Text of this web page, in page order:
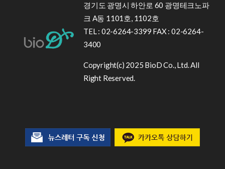
경기도 광명시 하안로 60 광명테크노파
크 A동 1101호, 1102호
TEL : 02-6264-3399 FAX : 02-6264-
3400
Copyright(c) 2025 BioD Co., Ltd. All
Right Reserved.